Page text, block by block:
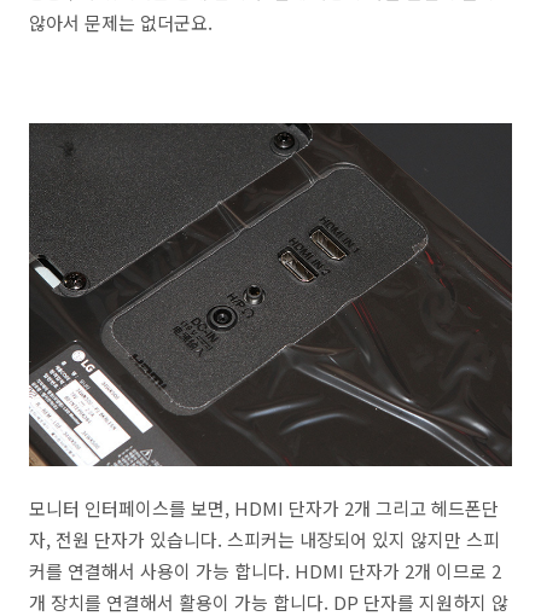
않아서 문제는 없더군요.
모니터 인터페이스를 보면, HDMI 단자가 2개 그리고 헤드폰단
자, 전원 단자가 있습니다. 스피커는 내장되어 있지 않지만 스피
커를 연결해서 사용이 가능 합니다. HDMI 단자가 2개 이므로 2
개 장치를 연결해서 활용이 가능 합니다. DP 단자를 지원하지 않